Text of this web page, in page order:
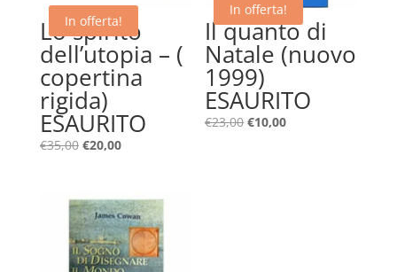
In offerta!
Lo spirito
dell’utopia – (
copertina
rigida)
ESAURITO
€35,00 Il
era:
€35,00.
€20,00Il
è:
€20,00.
In offerta!
Il quanto di
Natale (nuovo
1999)
ESAURITO
€23,00 Il
€10,00Il